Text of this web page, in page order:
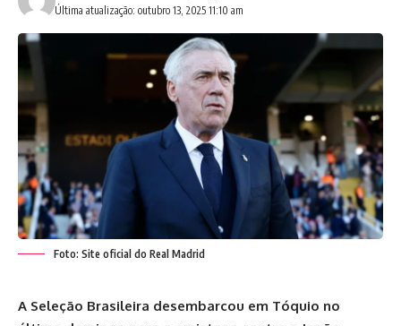
Última atualização: outubro 13, 2025 11:10 am
Foto: Site oficial do Real Madrid
A Seleção Brasileira desembarcou em Tóquio no